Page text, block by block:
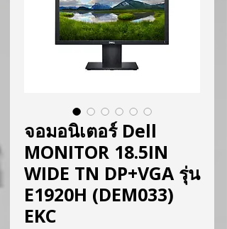
จอมอนิเตอร์ Dell
MONITOR 18.5IN
WIDE TN DP+VGA รุ่น
E1920H (DEM033)
EKC